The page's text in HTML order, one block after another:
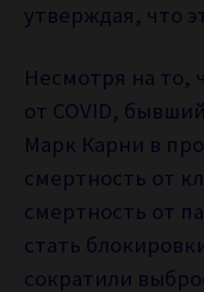
утверждая, что
Несмотря на то,
от COVID,
Марк Карни в
смертность от
смертность от
стать
сократили